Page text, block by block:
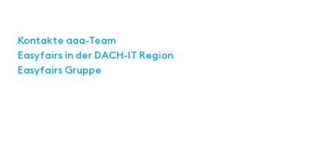
Kontakte aaa-Team
Easyfairs in der DACH-IT Region
Easyfairs Gruppe